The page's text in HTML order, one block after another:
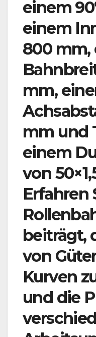
einem
einem
800 mm,
mm,
mm und
einem
von
Erfahren
beiträgt,
von
Kurven
und die